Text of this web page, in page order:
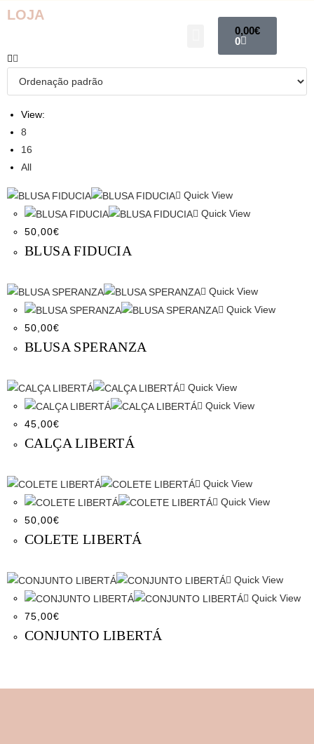
0,00€
0
LOJA
View:
8
16
All
Quick View
Quick View
50,00€
BLUSA FIDUCIA
Quick View
Quick View
50,00€
BLUSA SPERANZA
Quick View
Quick View
45,00€
CALÇA LIBERTÁ
Quick View
Quick View
50,00€
COLETE LIBERTÁ
Quick View
Quick View
75,00€
CONJUNTO LIBERTÁ